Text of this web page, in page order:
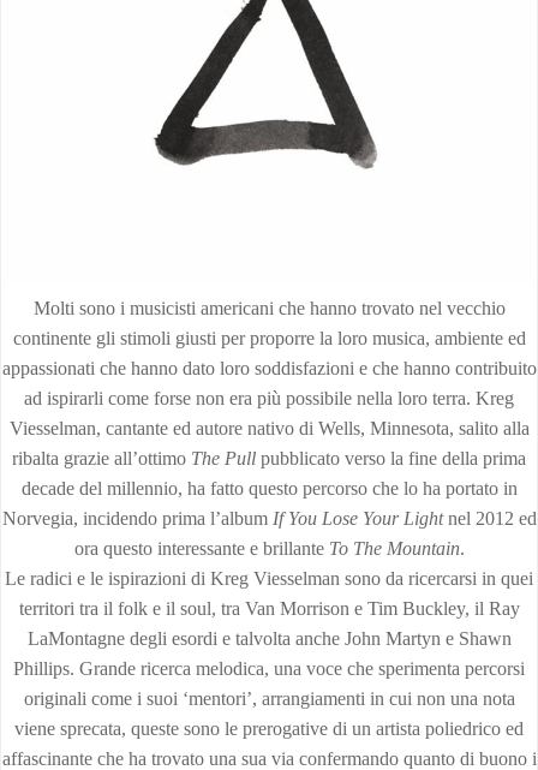
Molti sono i musicisti americani che hanno trovato nel vecchio
continente gli stimoli giusti per proporre la loro musica, ambiente ed
appassionati che hanno dato loro soddisfazioni e che hanno contribuito
ad ispirarli come forse non era più possibile nella loro terra. Kreg
Viesselman, cantante ed autore nativo di Wells, Minnesota, salito alla
ribalta grazie all’ottimo The Pull pubblicato verso la fine della prima
decade del millennio, ha fatto questo percorso che lo ha portato in
Norvegia, incidendo prima l’album If You Lose Your Lightnel 2012 ed
ora questo interessante e brillante To The Mountain.
Le radici e le ispirazioni di Kreg Viesselman sono da ricercarsi in quei
territori tra il folk e il soul, tra Van Morrison e Tim Buckley, il Ray
LaMontagne degli esordi e talvolta anche John Martyn e Shawn
Phillips. Grande ricerca melodica, una voce che sperimenta percorsi
originali come i suoi ‘mentori’, arrangiamenti in cui non una nota
viene sprecata, queste sono le prerogative di un artista poliedrico ed
affascinante che ha trovato una sua via confermando quanto di buono i